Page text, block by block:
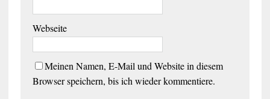
Webseite
Meinen Namen, E-Mail und Website in diesem
Browser speichern, bis ich wieder kommentiere.